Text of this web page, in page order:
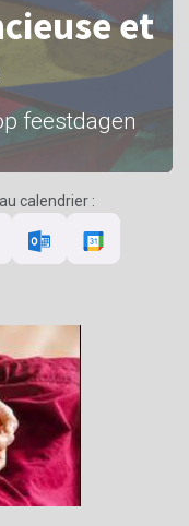
et
feestdagen
calendrier :